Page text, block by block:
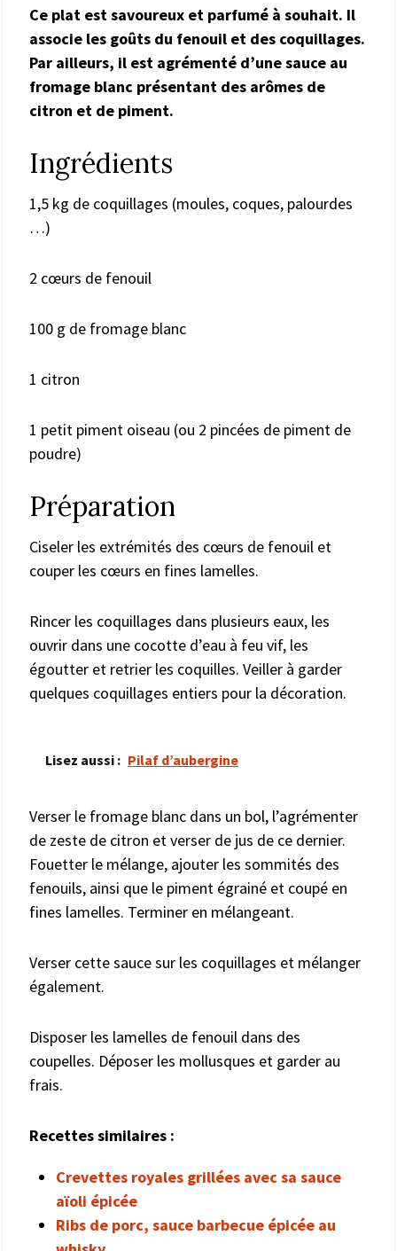
Ce plat est savoureux et parfumé à souhait. Il
associe les goûts du fenouil et des coquillages.
Par ailleurs, il est agrémenté d’une sauce au
fromage blanc présentant des arômes de
citron et de piment.
Ingrédients
1,5 kg de coquillages (moules, coques, palourdes
…)
2 cœurs de fenouil
100 g de fromage blanc
1 citron
1 petit piment oiseau (ou 2 pincées de piment de
poudre)
Préparation
Ciseler les extrémités des cœurs de fenouil et
couper les cœurs en fines lamelles.
Rincer les coquillages dans plusieurs eaux, les
ouvrir dans une cocotte d’eau à feu vif, les
égoutter et retrier les coquilles. Veiller à garder
quelques coquillages entiers pour la décoration.
Lisez aussi : Pilaf d’aubergine
Verser le fromage blanc dans un bol, l’agrémenter
de zeste de citron et verser de jus de ce dernier.
Fouetter le mélange, ajouter les sommités des
fenouils, ainsi que le piment égrainé et coupé en
fines lamelles. Terminer en mélangeant.
Verser cette sauce sur les coquillages et mélanger
également.
Disposer les lamelles de fenouil dans des
coupelles. Déposer les mollusques et garder au
frais.
Recettes similaires :
Crevettes royales grillées avec sa sauce
aïoli épicée
Ribs de porc, sauce barbecue épicée au